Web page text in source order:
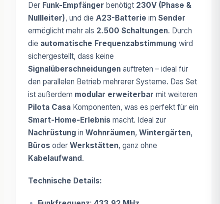
Der Funk-Empfänger benötigt 230V (Phase &
Nullleiter), und die A23-Batterie im Sender
ermöglicht mehr als 2.500 Schaltungen. Durch
die automatische Frequenzabstimmung wird
sichergestellt, dass keine
Signalüberschneidungen auftreten – ideal für
den parallelen Betrieb mehrerer Systeme. Das Set
ist außerdem modular erweiterbar mit weiteren
Pilota Casa Komponenten, was es perfekt für ein
Smart-Home-Erlebnis macht. Ideal zur
Nachrüstung in Wohnräumen, Wintergärten,
Büros oder Werkstätten, ganz ohne
Kabelaufwand.
Technische Details: